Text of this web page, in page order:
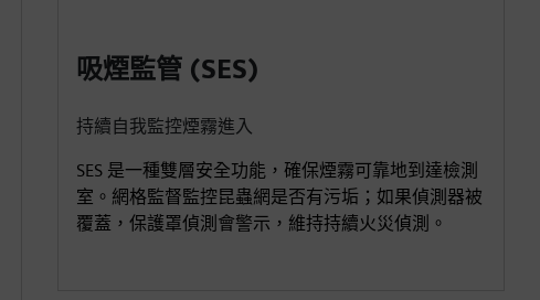
吸煙監管 (SES)
持續自我監控煙霧進入
SES 是一種雙層安全功能，確保煙霧可靠地到達檢測
室。網格監督監控昆蟲網是否有污垢；如果偵測器被
覆蓋，保護罩偵測會警示，維持持續火災偵測。